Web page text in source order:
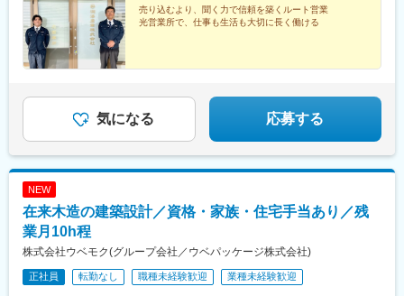
売り込むより、聞く力で信頼を築くルート営業
光営業所で、仕事も生活も大切に長く働ける
気になる 応募する
NEW
在来木造の建築設計／資格・家族・住宅手当あり／残
業月10h程
株式会社ウベモク(グループ会社／ウベパッケージ株式会社)
正社員 転勤なし 職種未経験歓迎 業種未経験歓迎